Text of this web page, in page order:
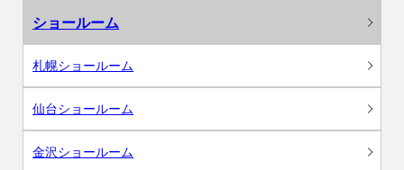
ショールーム
札幌ショールーム
仙台ショールーム
金沢ショールーム